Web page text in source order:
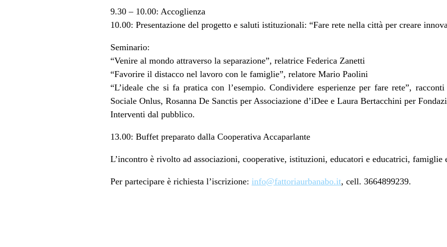
9.30 – 10.00: Accoglienza
10.00: Presentazione del progetto e saluti istituzionali: “Fare rete nella città per creare
Seminario:
“Venire al mondo attraverso la separazione”, relatrice Federica Zanetti
“Favorire il distacco nel lavoro con le famiglie”, relatore Mario Paolini
“L’ideale che si fa pratica con l’esempio. Condividere esperienze per fare rete”,
Sociale Onlus, Rosanna De Sanctis per Associazione d’iDee e Laura Bertacchini per
Interventi dal pubblico.
13.00: Buffet preparato dalla Cooperativa Accaparlante
L’incontro è rivolto ad associazioni, cooperative, istituzioni, educatori e educatrici, famiglie
Per partecipare è richiesta l’iscrizione: info@fattoriaurbanabo.it, cell. 3664899239.